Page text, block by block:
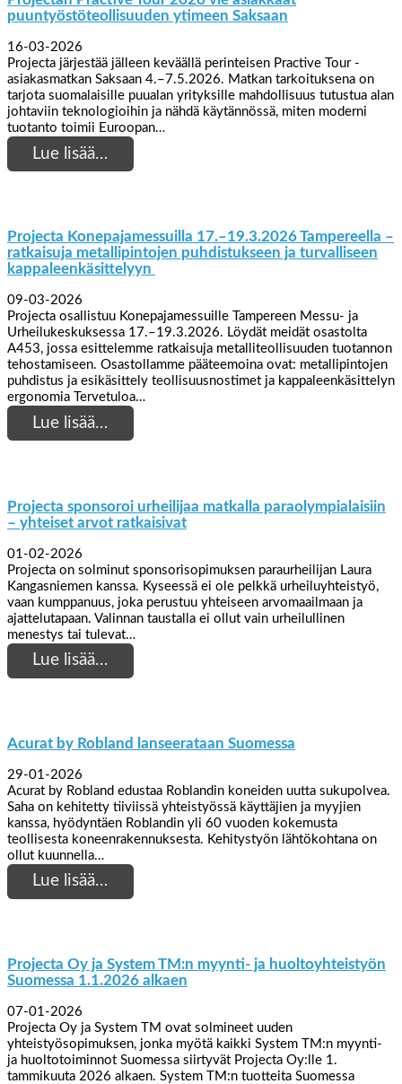
puuntyöstöteollisuuden ytimeen Saksaan
16-03-2026
Projecta järjestää jälleen keväällä perinteisen Practive Tour -
asiakasmatkan Saksaan 4.–7.5.2026. Matkan tarkoituksena on
tarjota suomalaisille puualan yrityksille mahdollisuus tutustua alan
johtaviin teknologioihin ja nähdä käytännössä, miten moderni
tuotanto toimii Euroopan…
Lue lisää…
Projecta Konepajamessuilla 17.–19.3.2026 Tampereella –
ratkaisuja metallipintojen puhdistukseen ja turvalliseen
kappaleenkäsittelyyn
09-03-2026
Projecta osallistuu Konepajamessuille Tampereen Messu- ja
Urheilukeskuksessa 17.–19.3.2026. Löydät meidät osastolta
A453, jossa esittelemme ratkaisuja metalliteollisuuden tuotannon
tehostamiseen. Osastollamme pääteemoina ovat: metallipintojen
puhdistus ja esikäsittely teollisuusnostimet ja kappaleenkäsittelyn
ergonomia Tervetuloa…
Lue lisää…
Projecta sponsoroi urheilijaa matkalla paraolympialaisiin
– yhteiset arvot ratkaisivat
01-02-2026
Projecta on solminut sponsorisopimuksen paraurheilijan Laura
Kangasniemen kanssa. Kyseessä ei ole pelkkä urheiluyhteistyö,
vaan kumppanuus, joka perustuu yhteiseen arvomaailmaan ja
ajattelutapaan. Valinnan taustalla ei ollut vain urheilullinen
menestys tai tulevat…
Lue lisää…
Acurat by Robland lanseerataan Suomessa
29-01-2026
Acurat by Robland edustaa Roblandin koneiden uutta sukupolvea.
Saha on kehitetty tiiviissä yhteistyössä käyttäjien ja myyjien
kanssa, hyödyntäen Roblandin yli 60 vuoden kokemusta
teollisesta koneenrakennuksesta. Kehitystyön lähtökohtana on
ollut kuunnella…
Lue lisää…
Projecta Oy ja System TM:n myynti- ja huoltoyhteistyön
Suomessa 1.1.2026 alkaen
07-01-2026
Projecta Oy ja System TM ovat solmineet uuden
yhteistyösopimuksen, jonka myötä kaikki System TM:n myynti-
ja huoltotoiminnot Suomessa siirtyvät Projecta Oy:lle 1.
tammikuuta 2026 alkaen. System TM:n tuotteita Suomessa